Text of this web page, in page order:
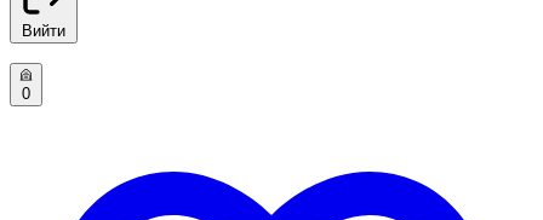
Вийти
0